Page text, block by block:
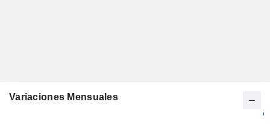
Variaciones Mensuales